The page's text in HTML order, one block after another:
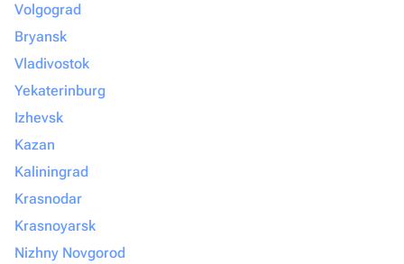
Volgograd
Bryansk
Vladivostok
Yekaterinburg
Izhevsk
Kazan
Kaliningrad
Krasnodar
Krasnoyarsk
Nizhny Novgorod